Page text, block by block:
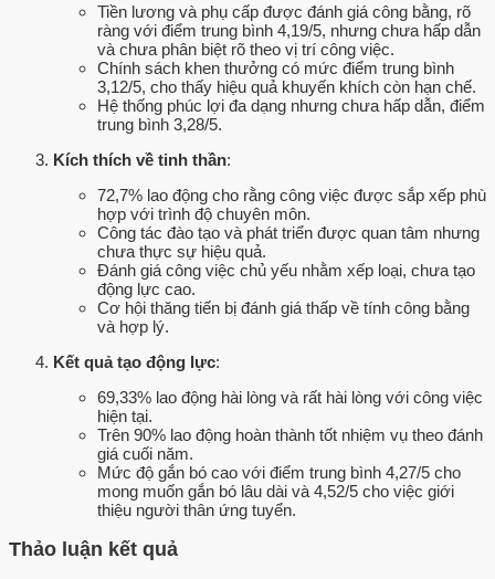
Tiền lương và phụ cấp được đánh giá công bằng, rõ
ràng với điểm trung bình 4,19/5, nhưng chưa hấp dẫn
và chưa phân biệt rõ theo vị trí công việc.
Chính sách khen thưởng có mức điểm trung bình
3,12/5, cho thấy hiệu quả khuyến khích còn hạn chế.
Hệ thống phúc lợi đa dạng nhưng chưa hấp dẫn, điểm
trung bình 3,28/5.
Kích thích về tinh thần:
72,7% lao động cho rằng công việc được sắp xếp phù
hợp với trình độ chuyên môn.
Công tác đào tạo và phát triển được quan tâm nhưng
chưa thực sự hiệu quả.
Đánh giá công việc chủ yếu nhằm xếp loại, chưa tạo
động lực cao.
Cơ hội thăng tiến bị đánh giá thấp về tính công bằng
và hợp lý.
Kết quả tạo động lực:
69,33% lao động hài lòng và rất hài lòng với công việc
hiện tại.
Trên 90% lao động hoàn thành tốt nhiệm vụ theo đánh
giá cuối năm.
Mức độ gắn bó cao với điểm trung bình 4,27/5 cho
mong muốn gắn bó lâu dài và 4,52/5 cho việc giới
thiệu người thân ứng tuyển.
Thảo luận kết quả